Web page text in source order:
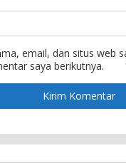
email, dan situs web
saya berikutnya.